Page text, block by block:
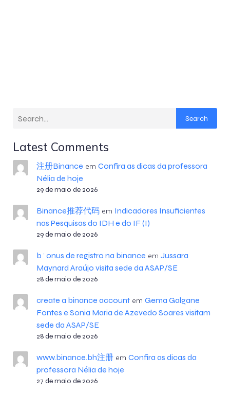
Search
Latest Comments
注册Binance em Confira as dicas da professora
Nélia de hoje
29 de maio de 2026
Binance推荐代码em Indicadores Insuficientes
nas Pesquisas do IDH e do IF (I)
29 de maio de 2026
b^onus de registro na binance em Jussara
Maynard Araújo visita sede da ASAP/SE
28 de maio de 2026
create a binance accountem Gema Galgane
Fontes e Sonia Maria de Azevedo Soares visitam
sede da ASAP/SE
28 de maio de 2026
www.binance.bh注册em Confira as dicas da
professora Nélia de hoje
27 de maio de 2026